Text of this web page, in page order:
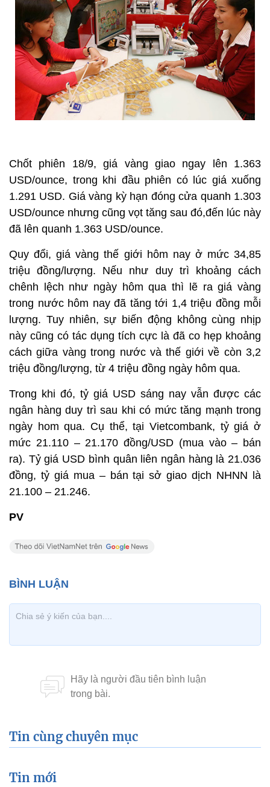
Chốt phiên 18/9, giá vàng giao ngay lên 1.363
USD/ounce, trong khi đầu phiên có lúc giá xuống
1.291 USD. Giá vàng kỳ hạn đóng cửa quanh 1.303
USD/ounce nhưng cũng vọt tăng sau đó,đến lúc này
đã lên quanh 1.363 USD/ounce.
Quy đổi, giá vàng thế giới hôm nay ở mức 34,85
triệu đồng/lượng. Nếu như duy trì khoảng cách
chênh lệch như ngày hôm qua thì lẽ ra giá vàng
trong nước hôm nay đã tăng tới 1,4 triệu đồng mỗi
lượng. Tuy nhiên, sự biến động không cùng nhịp
này cũng có tác dụng tích cực là đã co hẹp khoảng
cách giữa vàng trong nước và thế giới về còn 3,2
triệu đồng/lượng, từ 4 triệu đồng ngày hôm qua.
Trong khi đó, tỷ giá USD sáng nay vẫn được các
ngân hàng duy trì sau khi có mức tăng mạnh trong
ngày hom qua. Cụ thể, tại Vietcombank, tỷ giá ở
mức 21.110 – 21.170 đồng/USD (mua vào – bán
ra). Tỷ giá USD bình quân liên ngân hàng là 21.036
đồng, tỷ giá mua – bán tại sở giao dịch NHNN là
21.100 – 21.246.
PV
Tin cùng chuyên mục
Tin mới